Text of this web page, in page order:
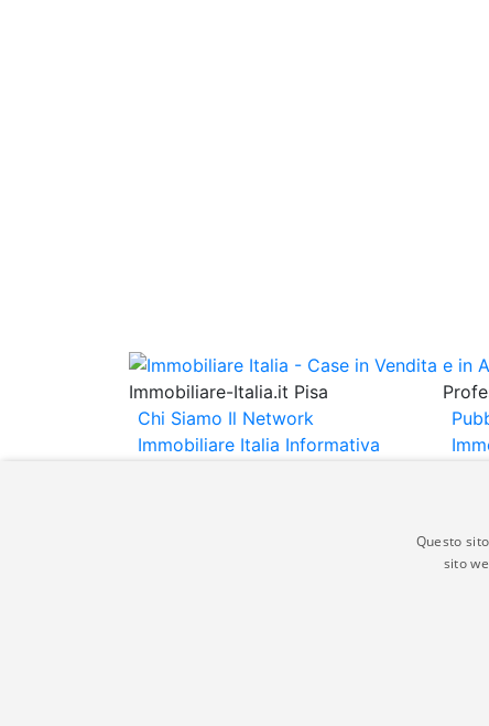
Immobiliare-Italia.it Pisa
Chi Siamo Il Network
Immobiliare Italia Informativa
Gli annunci immobiliari presenti su
italia.it quindi non è responsabile della
Questo
sito